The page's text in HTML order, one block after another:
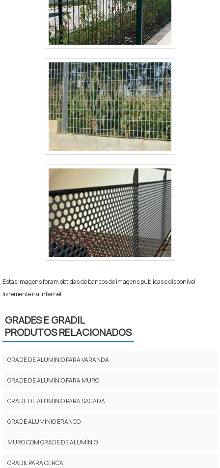
Estas imagens foram obtidas de bancos de imagens públicas e disponível
livremente na internet
GRADES E GRADIL
PRODUTOS RELACIONADOS
GRADE DE ALUMINIO PARA VARANDA
GRADE DE ALUMÍNIO PARA MURO
GRADE DE ALUMINIO PARA SACADA
GRADE ALUMINIO BRANCO
MURO COM GRADE DE ALUMÍNIO
GRADIL PARA CERCA